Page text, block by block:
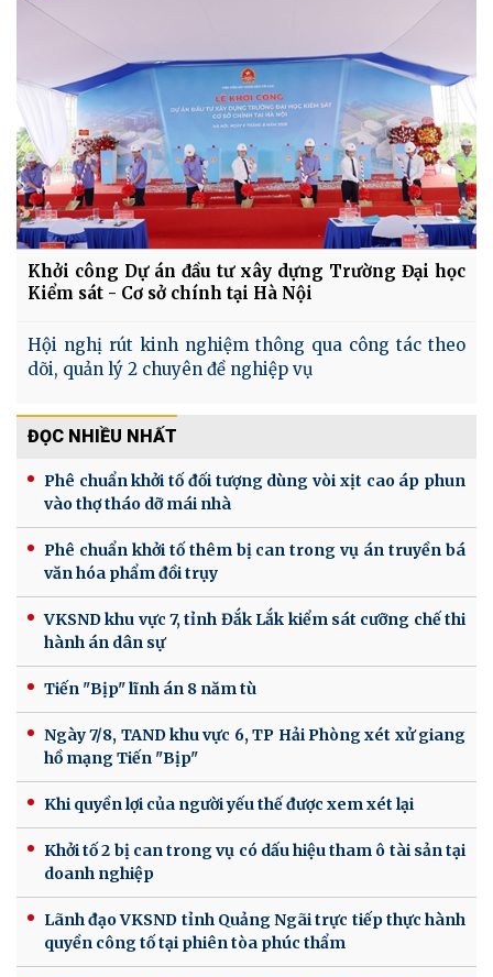
Khởi công Dự án đầu tư xây dựng Trường Đại học
Kiểm sát - Cơ sở chính tại Hà Nội
Hội nghị rút kinh nghiệm thông qua công tác theo
dõi, quản lý 2 chuyên đề nghiệp vụ
ĐỌC NHIỀU NHẤT
Phê chuẩn khởi tố đối tượng dùng vòi xịt cao áp phun
vào thợ tháo dỡ mái nhà
Phê chuẩn khởi tố thêm bị can trong vụ án truyền bá
văn hóa phẩm đồi trụy
VKSND khu vực 7, tỉnh Đắk Lắk kiểm sát cưỡng chế thi
hành án dân sự
Tiến "Bịp" lĩnh án 8 năm tù
Ngày 7/8, TAND khu vực 6, TP Hải Phòng xét xử giang
hồ mạng Tiến "Bịp"
Khi quyền lợi của người yếu thế được xem xét lại
Khởi tố 2 bị can trong vụ có dấu hiệu tham ô tài sản tại
doanh nghiệp
Lãnh đạo VKSND tỉnh Quảng Ngãi trực tiếp thực hành
quyền công tố tại phiên tòa phúc thẩm